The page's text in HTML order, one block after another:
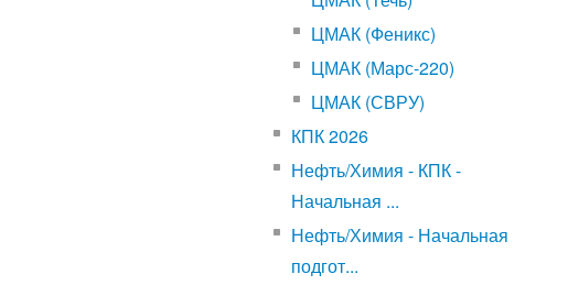
ЦМАК (Феникс)
ЦМАК (Марс-220)
ЦМАК (СВРУ)
КПК 2026
Нефть/Химия - КПК -
Начальная ...
Нефть/Химия - Начальная
подгот...